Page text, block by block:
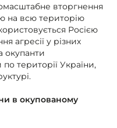
вторгнення
на всю територію
Росією
агресії у різних
окупанти
території України,
в окупованому